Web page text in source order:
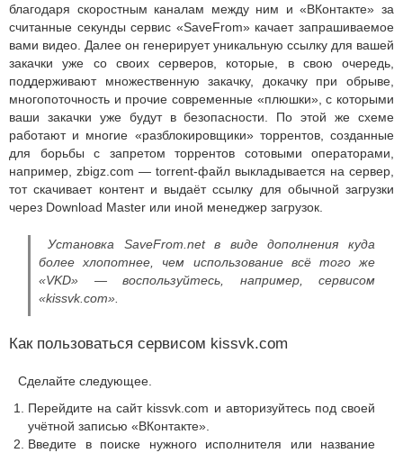
благодаря скоростным каналам между ним и «ВКонтакте» за
считанные секунды сервис «SaveFrom» качает запрашиваемое
вами видео. Далее он генерирует уникальную ссылку для вашей
закачки уже со своих серверов, которые, в свою очередь,
поддерживают множественную закачку, докачку при обрыве,
многопоточность и прочие современные «плюшки», с которыми
ваши закачки уже будут в безопасности. По этой же схеме
работают и многие «разблокировщики» торрентов, созданные
для борьбы с запретом торрентов сотовыми операторами,
например, zbigz.com — torrent-файл выкладывается на сервер,
тот скачивает контент и выдаёт ссылку для обычной загрузки
через Download Master или иной менеджер загрузок.
Установка SaveFrom.net в виде дополнения куда
более хлопотнее, чем использование всё того же
«VKD» — воспользуйтесь, например, сервисом
«kissvk.com».
Как пользоваться сервисом kissvk.com
Сделайте следующее.
Перейдите на сайт kissvk.com и авторизуйтесь под своей
учётной записью «ВКонтакте».
Введите в поиске нужного исполнителя или название